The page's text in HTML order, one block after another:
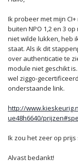
Ik probeer met mijn
buiten NPO 1,2 en 3
niet wilde lukken, heb
staat. Als ik dit
over authenticatie te
module niet geschikt
wel ziggo-
onderstaande link.
http://
ue48h6640/
Ik zou het zeer op
Alvast bedankt!